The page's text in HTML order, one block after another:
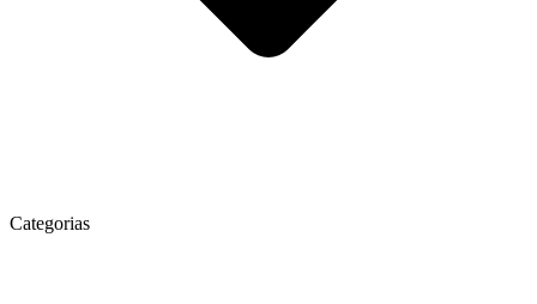
Categorias